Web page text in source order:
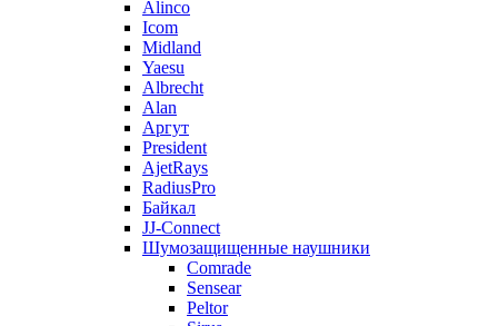
Alinco
Icom
Midland
Yaesu
Albrecht
Alan
Аргут
President
AjetRays
RadiusPro
Байкал
JJ-Connect
Шумозащищенные наушники
Comrade
Sensear
Peltor